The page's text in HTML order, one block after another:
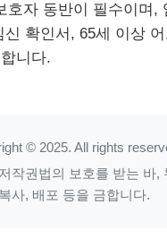
호자 동반이 필수이며,
신 확인서, 65세 이상
니다.
© 2025. All rights
작권법의 보호를 받는 바,
복사, 배포 등을 금합니다.